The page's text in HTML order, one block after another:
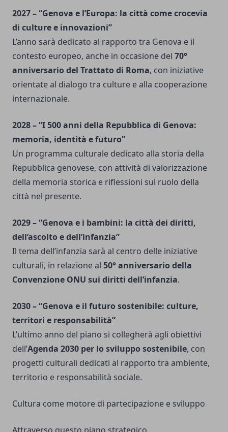
2027 – “Genova e l’Europa: la città come crocevia
di culture e innovazioni”
L’anno sarà dedicato al rapporto tra Genova e il
contesto europeo, anche in occasione del 70°
anniversario del Trattato di Roma, con iniziative
orientate al dialogo tra culture e alla cooperazione
internazionale.
2028 – “I 500 anni della Repubblica di Genova:
memoria, identità e futuro”
Un programma culturale dedicato alla storia della
Repubblica genovese, con attività di valorizzazione
della memoria storica e riflessioni sul ruolo della
città nel presente.
2029 – “Genova e i bambini: la città dei diritti,
dell’ascolto e dell’infanzia”
Il tema dell’infanzia sarà al centro delle iniziative
culturali, in relazione al 50° anniversario della
Convenzione ONU sui diritti dell’infanzia.
2030 – “Genova e il futuro sostenibile: culture,
territori e responsabilità”
L’ultimo anno del piano si collegherà agli obiettivi
dell’Agenda 2030 per lo sviluppo sostenibile, con
progetti culturali dedicati al rapporto tra ambiente,
territorio e responsabilità sociale.
Cultura come motore di partecipazione e sviluppo
Attraverso questo piano strategico